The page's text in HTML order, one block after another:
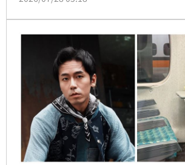
工，隨後由工務局拆除違建。市府強
運費用估計高達200萬元，後續將依
維護周邊居民居住安全與環境衛生。